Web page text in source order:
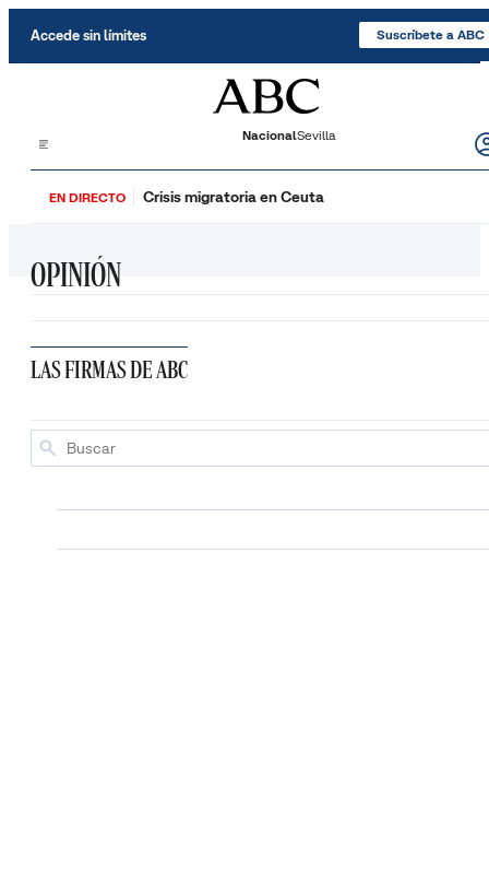
Accede sin límites Suscríbete a ABC
NacionalSevilla
EN DIRECTO Crisis migratoria en Ceuta
OPINIÓN
LAS FIRMAS DE ABC